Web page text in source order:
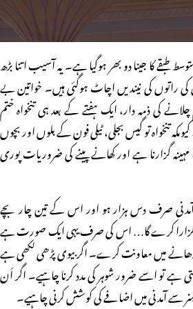
طبقے کا جینا دو بھر ہوگیا ہے۔ یہ آسیب اتنا بڑھ
راتوں کی نیندیں اچاٹ ہوگئی ہیں۔ خواتین بے
کی ذمہ دار، ایک ہفتے کے بعد ہی تنخواہ ختم
تنخواہ تو گیس بجلی، ٹیلی فون کے بلوں اور بچوں
گزارنا ہے اور کھانے پینے کی ضروریات پوری
صرف دس ہزار ہو اور اس کے تین چار بچے
گزارا کرے گا… اس کی صرف یہی ایک صورت ہے
میں معاونت کرے۔ اگر بیوی پڑھی لکھی ہے
ہے تو اسے ضرور شوہر کی مدد کرنا چاہیے۔ اگر اَن
سے آمدنی میں اضافے کی کوشش کرنی چاہیے۔